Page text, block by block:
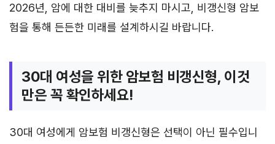
2026년, 암에 대한 대비를 늦추지 마시고, 비갱신형 암보
험을 통해 든든한 미래를 설계하시길 바랍니다.
30대 여성을 위한 암보험 비갱신형, 이것
만은 꼭 확인하세요!
30대 여성에게 암보험 비갱신형은 선택이 아닌 필수입니